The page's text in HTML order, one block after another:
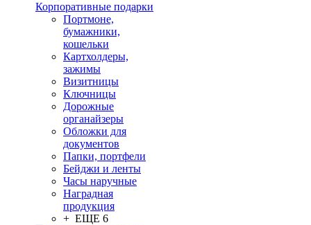
Корпоративные подарки
Портмоне,
бумажники,
кошельки
Картхолдеры,
зажимы
Визитницы
Ключницы
Дорожные
органайзеры
Обложки для
документов
Папки, портфели
Бейджи и ленты
Часы наручные
Наградная
продукция
+ ЕЩЕ 6